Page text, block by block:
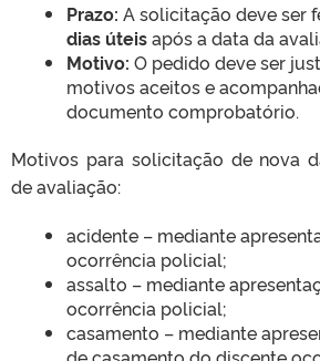
Prazo: A solicitação deve ser
dias úteisapós a data da
Motivo: O pedido deve ser
motivos aceitos e
documento comprobatório.
Motivos para solicitação de nova
de avaliação:
acidente – mediante
ocorrência policial;
assalto – mediante
ocorrência policial;
casamento – mediante